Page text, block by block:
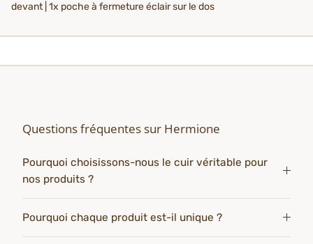
devant | 1x poche à fermeture éclair sur le dos
Questions fréquentes sur Hermione
Pourquoi choisissons-nous le cuir véritable pour
nos produits ?
Pourquoi chaque produit est-il unique ?